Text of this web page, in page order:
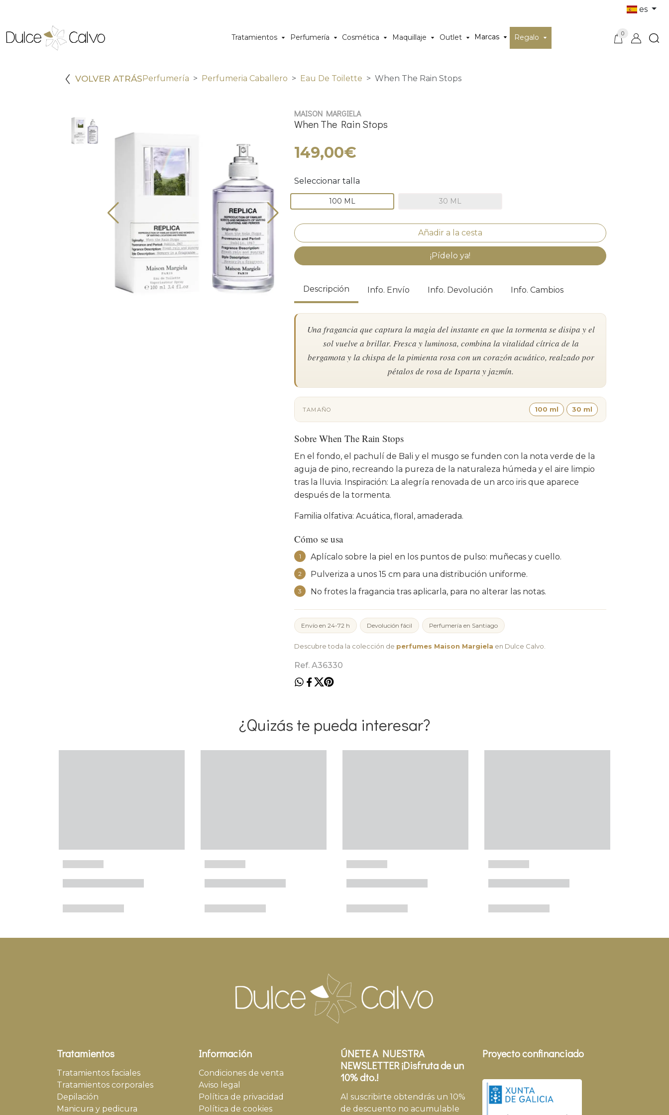
es
Tratamientos Perfumería Cosmética Maquillaje Outlet Marcas Regalo 0
VOLVER ATRÁSPerfumería Perfumeria Caballero Eau De Toilette When The Rain Stops
MAISON MARGIELA
When The Rain Stops
149,00€
Seleccionar talla
100 ML 30 ML
¡Pídelo ya!
Descripción Info. Envío Info. Devolución Info. Cambios
Una fragancia que captura la magia del instante en que la tormenta se disipa y el
sol vuelve a brillar. Fresca y luminosa, combina la vitalidad cítrica de la
bergamota y la chispa de la pimienta rosa con un corazón acuático, realzado por
pétalos de rosa de Isparta y jazmín.
TAMAÑO 100 ml 30 ml
Sobre When The Rain Stops
En el fondo, el pachulí de Bali y el musgo se funden con la nota verde de la
aguja de pino, recreando la pureza de la naturaleza húmeda y el aire limpio
tras la lluvia. Inspiración: La alegría renovada de un arco iris que aparece
después de la tormenta.
Familia olfativa: Acuática, floral, amaderada.
Cómo se usa
1 Aplícalo sobre la piel en los puntos de pulso: muñecas y cuello.
2 Pulveriza a unos 15 cm para una distribución uniforme.
3 No frotes la fragancia tras aplicarla, para no alterar las notas.
Envío en 24-72 h Devolución fácil Perfumería en Santiago
Descubre toda la colección de perfumes Maison Margiela en Dulce Calvo.
Ref. A36330
¿Quizás te pueda interesar?
Tratamientos
Tratamientos faciales
Tratamientos corporales
Depilación
Manicura y pedicura
Información
Condiciones de venta
Aviso legal
Política de privacidad
Política de cookies
ÚNETE A NUESTRA
NEWSLETTER ¡Disfruta de un
10% dto.!
Al suscribirte obtendrás un 10%
de descuento no acumulable
Proyecto confinanciado